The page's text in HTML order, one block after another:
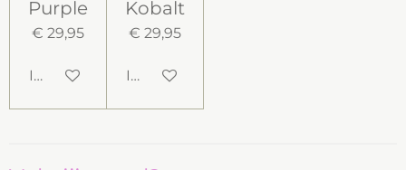
Purple
€ 29,95
In winkelwagen
Kobalt
€ 29,95
In winkelwagen